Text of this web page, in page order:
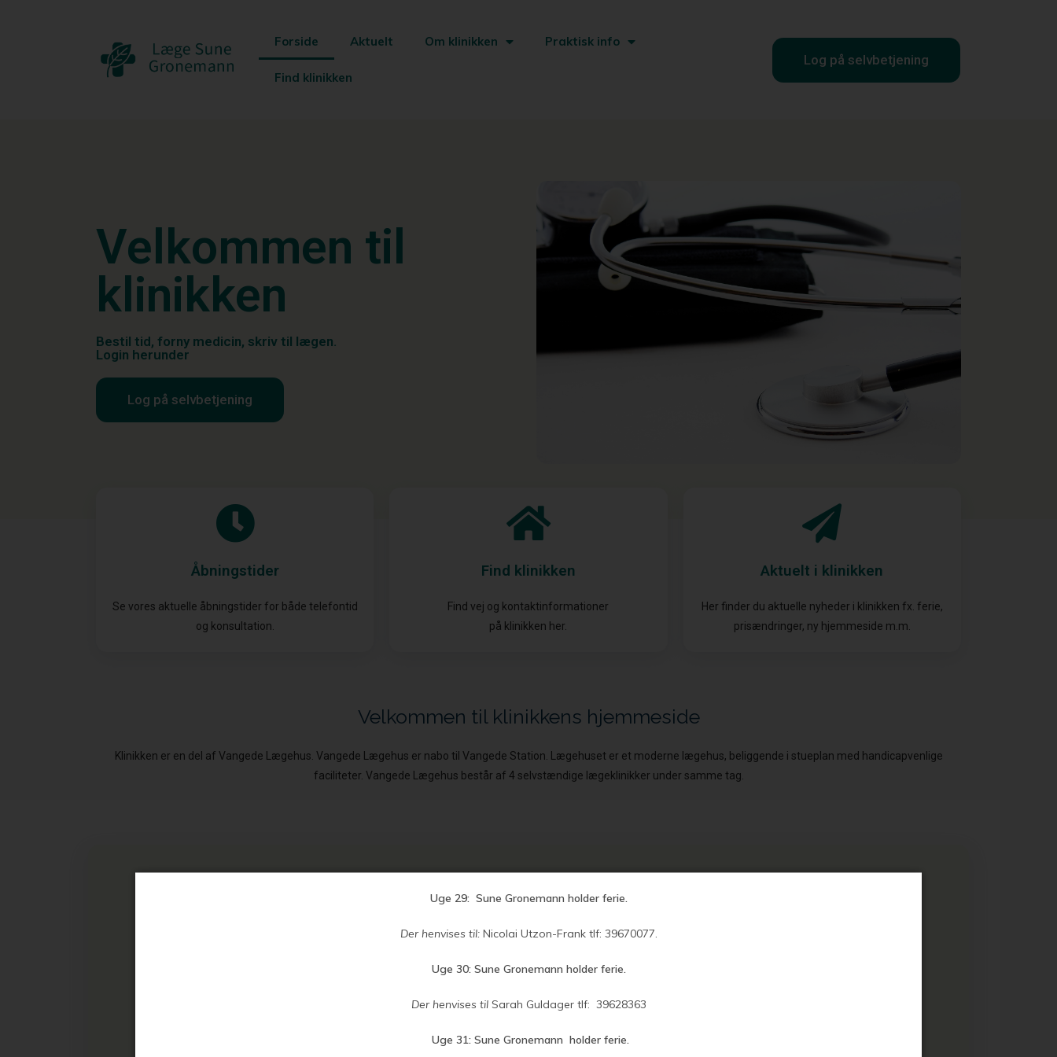
Forside Aktuelt Om klinikken Praktisk info
Find klinikken
Log på selvbetjening
Velkommen til
klinikken
Bestil tid, forny medicin, skriv til lægen.
Login herunder
Log på selvbetjening
Åbningstider
Se vores aktuelle åbningstider for både telefontid
og konsultation.
Find klinikken
Find vej og kontaktinformationer
på klinikken her.
Aktuelt i klinikken
Her finder du aktuelle nyheder i klinikken fx. ferie,
prisændringer, ny hjemmeside m.m.
Velkommen til klinikkens hjemmeside
Klinikken er en del af Vangede Lægehus. Vangede Lægehus er nabo til Vangede Station. Lægehuset er et moderne lægehus, beliggende i stueplan med handicapvenlige
faciliteter. Vangede Lægehus består af 4 selvstændige lægeklinikker under samme tag.
Vores åbningstider
09.30 – 10.30
09.30 – 10.30 09.30 – 11.30
– – – – – – – 09.30 – 11.30
Uge 29: Sune Gronemann holder ferie.
Der henvises til:Nicolai Utzon-Frank tlf: 39670077.
Uge 30: Sune Gronemann holder ferie.
Der henvises til Sarah Guldager tlf: 39628363
Uge 31: Sune Gronemann holder ferie.